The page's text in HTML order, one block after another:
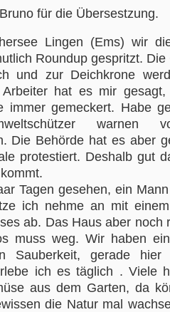
für die Übersestzung.
Lingen (Ems) wir
Roundup gespritzt. Die
und zur Deichkrone
Arbeiter hat es mir
immer gemeckert. Habe
warnen
Die Behörde hat es aber
protestiert. Deshalb gut
Tagen gesehen, ein
ich nehme an mit
ab. Das Haus aber noch
muss weg. Wir haben
Sauberkeit, gerade
ich es täglich . Viele
aus dem Garten, da
die Natur mal